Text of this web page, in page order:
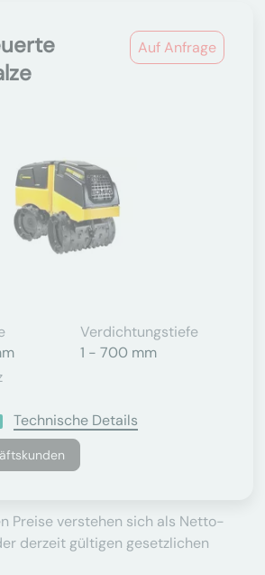
Auf Anfrage
Verdichtungstiefe
1 - 700 mm
Technische Details
Preise verstehen sich als Netto-
derzeit gültigen gesetzlichen